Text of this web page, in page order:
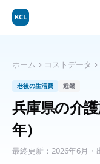
KCL
ホーム コストデータ
老後の生活費 近畿
兵庫県の介
年）
最終更新： 2026年6月